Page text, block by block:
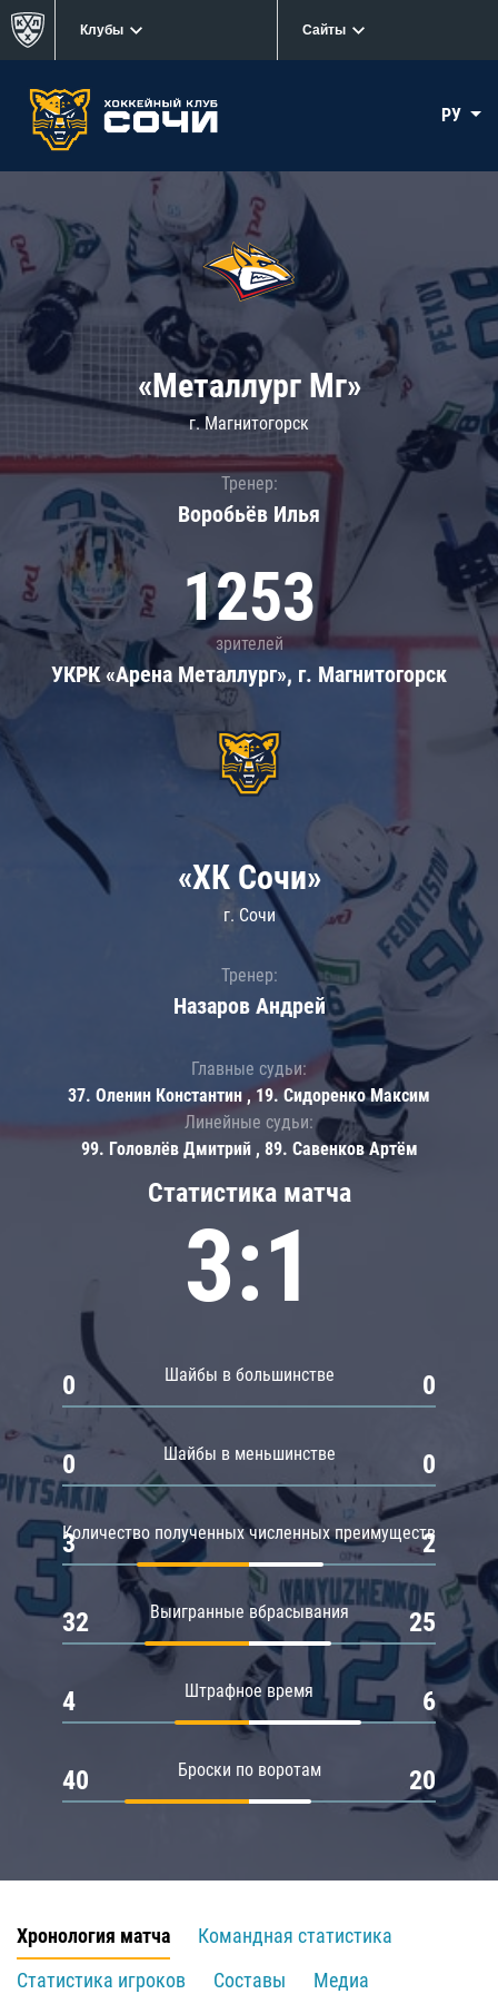
Клубы Сайты
РУ
«Металлург Мг»
г. Магнитогорск
Тренер:
Воробьёв Илья
1253
зрителей
УКРК «Арена Металлург», г. Магнитогорск
Статистика матча
3:1
Шайбы в большинстве
0 0
Шайбы в меньшинстве
0 0
Количество полученных численных преимуществ
3 2
Выигранные вбрасывания
32 25
Штрафное время
4 6
Броски по воротам
40 20
«ХК Сочи»
г. Сочи
Тренер:
Назаров Андрей
Главные судьи:
37. Оленин Константин , 19. Сидоренко Максим
Линейные судьи:
99. Головлёв Дмитрий , 89. Савенков Артём
Хронология матча
Командная статистика
Статистика игроков
Составы
Медиа